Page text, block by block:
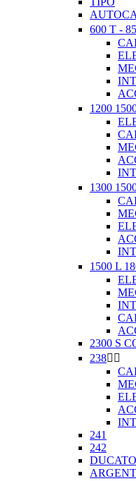
600 T -
1200
1300
1500 L
2300 S
238 
241
242
DUCATO